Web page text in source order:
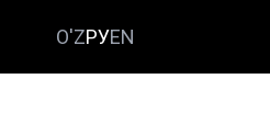
O'ZРУEN